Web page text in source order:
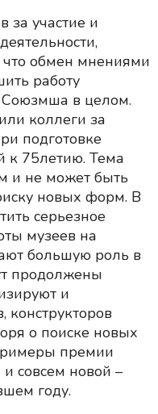
за участие и
что обмен мнениями
работу
в целом.
коллеги за
подготовке
к 75летию. Тема
и не может быть
новых форм. В
серьезное
музеев на
большую роль в
продолжены
и
о поиске новых
премии
совсем новой –
году.